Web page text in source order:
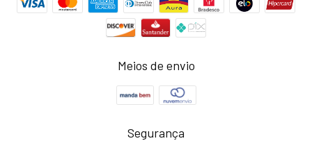
Meios de envio
Segurança